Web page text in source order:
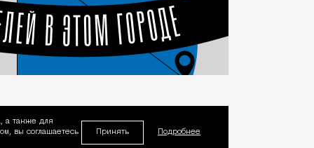
а также для
вы соглашаетесь
Принять Подробнее